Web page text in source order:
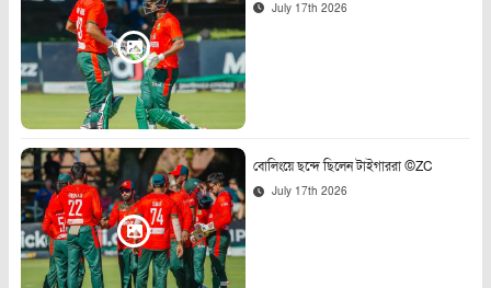
July 17th 2026
বোলিংয়ে ছন্দে ছিলেন টাইগাররা ©ZC
July 17th 2026